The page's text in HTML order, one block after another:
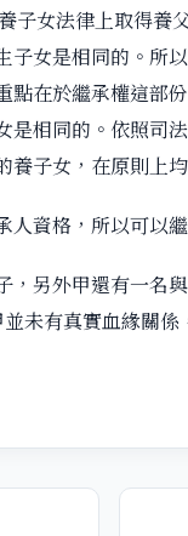
子女法律上取得養
子女是相同的。所
點在於繼承權這部
是相同的。依照司
子女，在原則上
資格，所以可以
，另外甲還有一名
未有真實血緣關